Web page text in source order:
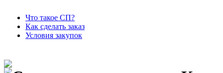
Что такое СП?
Как сделать заказ
Условия закупок